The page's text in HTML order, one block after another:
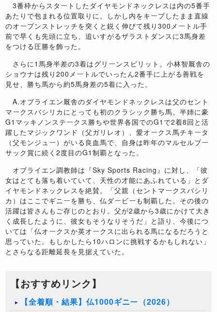
3番枠からスタートしたダイヤモンドネックレスは内の5番手
あたりで包まれる位置取りに。しかし内をキープしたまま直線
のオープンストレッチを突くと鋭く伸びて残り300メートル手
前で早くも先頭に立ち、追いすがるザラストダンスに3馬身差
をつける圧勝を飾った。
さらに1馬身半差の3着はグリーンスピリット。小林智厩舎の
ショウナは残り200メートルでいったん2番手に上がる善戦を
見せ、勝ち馬から約5馬身差の5着に入った。
A.オブライエン厩舎のダイヤモンドネックレスは父のセント
マークスバシリカにとっても初のクラシック勝ち馬。半姉に豪
G1マッキノンステークス勝ちや世界各国でのG1で2着8回と活
躍したマジックワンド（父ガリレオ）、愛オークス馬チキータ
（父モンジュー）がいる良血馬で、自身は昨年のマルセルブー
サック賞に続く2度目のG1制覇となった。
オブライエン調教師は『Sky Sports Racing』に対し、「彼
女はとても落ち着いていて、天性の才能にあふれている」とダ
イヤモンドネックレスを絶賛。「父親（セントマークスバシリ
カ）はここでギニーを勝ち、仏ダービーも制覇した。その後の
活躍は皆さんもご存じのとおり。父が2歳から3歳にかけて大き
く成長したように、彼女もそうなりそうだ」と語り、今後につ
いては「仏オークスか英オークスに出られる馬になるだろうと
思っていた。もしかしたら10ハロンに挑戦するかもしれない」
とさらなる距離延長を見据えていた。
【おすすめリンク】
【全着順・結果】仏1000ギニー（2026）